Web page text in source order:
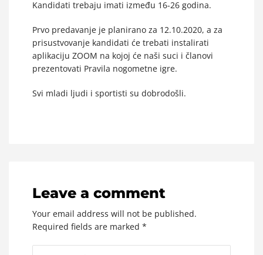
Kandidati trebaju imati između 16-26 godina.
Prvo predavanje je planirano za 12.10.2020, a za
prisustvovanje kandidati će trebati instalirati
aplikaciju ZOOM na kojoj će naši suci i članovi
prezentovati Pravila nogometne igre.
Svi mladi ljudi i sportisti su dobrodošli.
Leave a comment
Your email address will not be published.
Required fields are marked *